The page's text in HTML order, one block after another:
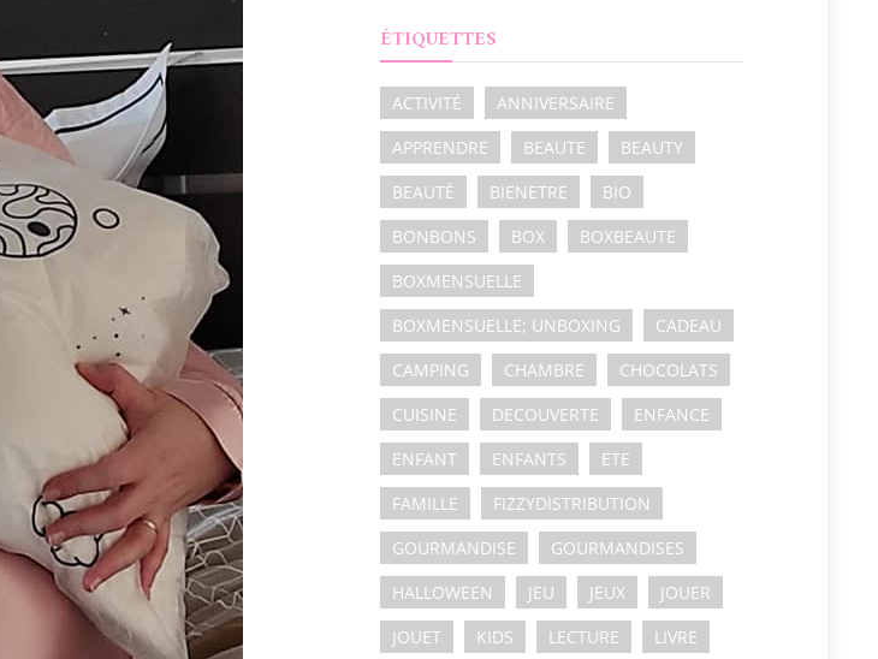
ÉTIQUETTES
ACTIVITÉ
ANNIVERSAIRE
APPRENDRE
BEAUTE
BEAUTY
BEAUTÉ
BIENETRE
BIO
BONBONS
BOX
BOXBEAUTE
BOXMENSUELLE
BOXMENSUELLE; UNBOXING
CADEAU
CAMPING
CHAMBRE
CHOCOLATS
CUISINE
DECOUVERTE
ENFANCE
ENFANT
ENFANTS
ETE
FAMILLE
FIZZYDISTRIBUTION
GOURMANDISE
GOURMANDISES
HALLOWEEN
JEU JEUX
JOUER
JOUET
KIDS LECTURE LIVRE